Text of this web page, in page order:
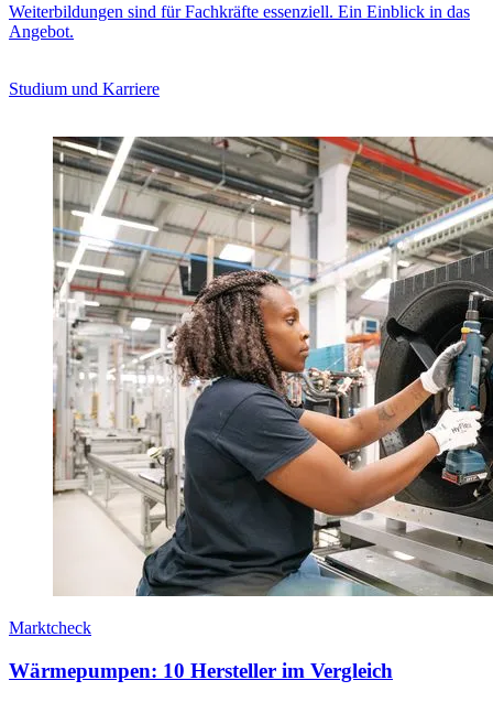
Weiterbildungen sind für Fachkräfte essenziell. Ein Einblick in das
Angebot.
Studium und Karriere
Marktcheck
Wärmepumpen: 10 Hersteller im Vergleich